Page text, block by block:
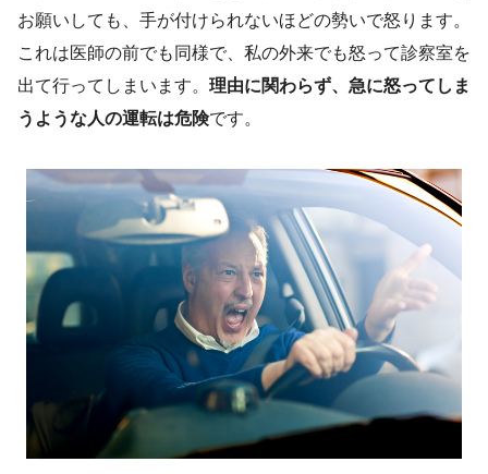
お願いしても、手が付けられないほどの勢いで怒ります。
これは医師の前でも同様で、私の外来でも怒って診察室を
出て行ってしまいます。 理由に関わらず、急に怒ってしま
うような人の運転は危険です。